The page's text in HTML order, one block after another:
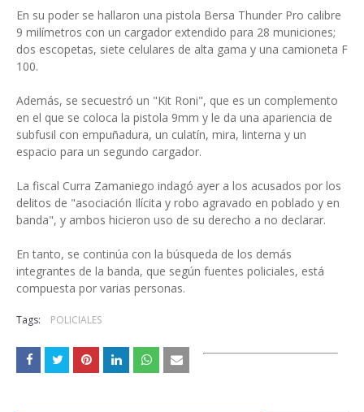
En su poder se hallaron una pistola Bersa Thunder Pro calibre
9 milímetros con un cargador extendido para 28 municiones;
dos escopetas, siete celulares de alta gama y una camioneta F
100.
Además, se secuestró un "Kit Roni", que es un complemento
en el que se coloca la pistola 9mm y le da una apariencia de
subfusil con empuñadura, un culatín, mira, linterna y un
espacio para un segundo cargador.
La fiscal Curra Zamaniego indagó ayer a los acusados por los
delitos de "asociación Ilícita y robo agravado en poblado y en
banda", y ambos hicieron uso de su derecho a no declarar.
En tanto, se continúa con la búsqueda de los demás
integrantes de la banda, que según fuentes policiales, está
compuesta por varias personas.
Tags: POLICIALES